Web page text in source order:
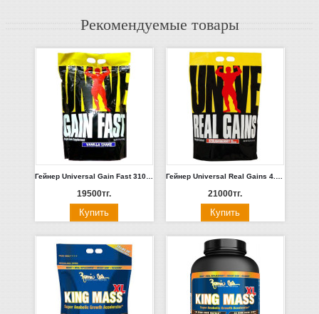
Рекомендуемые товары
Гейнер Universal Gain Fast 3100 4.5кг (Шоколад, Пина-Колада)
19500тг. 21000тг.